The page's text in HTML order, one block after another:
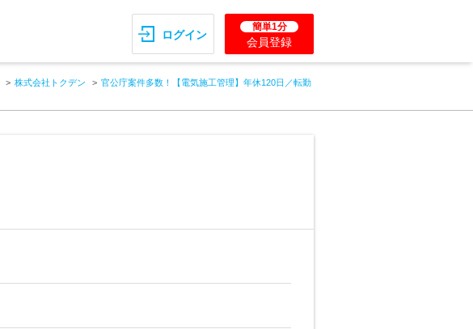
ログイン
簡単1分
会員登録
株式会社トクデン
官公庁案件多数！【電気施工管理】年休120日／転勤